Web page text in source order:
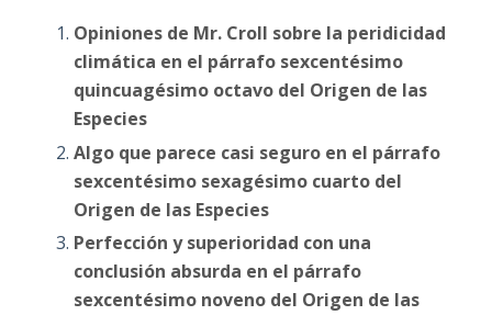
Opiniones de Mr. Croll sobre la peridicidad
climática en el párrafo sexcentésimo
quincuagésimo octavo del Origen de las
Especies
Algo que parece casi seguro en el párrafo
sexcentésimo sexagésimo cuarto del
Origen de las Especies
Perfección y superioridad con una
conclusión absurda en el párrafo
sexcentésimo noveno del Origen de las